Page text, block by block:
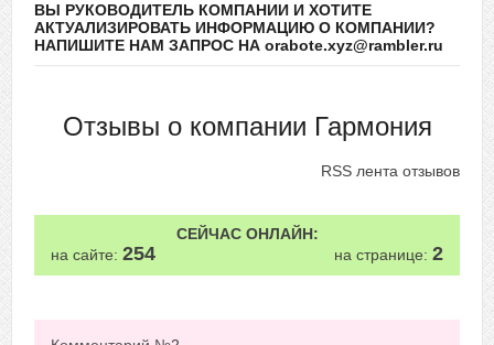
ВЫ РУКОВОДИТЕЛЬ КОМПАНИИ И ХОТИТЕ
АКТУАЛИЗИРОВАТЬ ИНФОРМАЦИЮ О КОМПАНИИ?
НАПИШИТЕ НАМ ЗАПРОС НА orabote.xyz@rambler.ru
Отзывы о компании Гармония
RSS лента отзывов
СЕЙЧАС ОНЛАЙН:
на сайте: 254 на странице: 2